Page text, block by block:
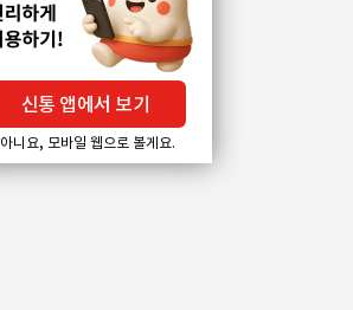
신통 앱에서 보기
아니요, 모바일 웹으로 볼게요.